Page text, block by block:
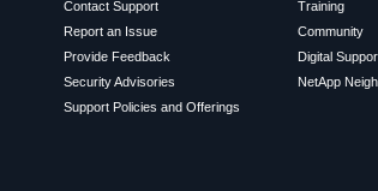
Contact Support
Report an Issue
Provide Feedback
Security Advisories
Support Policies and Offerings
Training
Community
Digital
NetApp